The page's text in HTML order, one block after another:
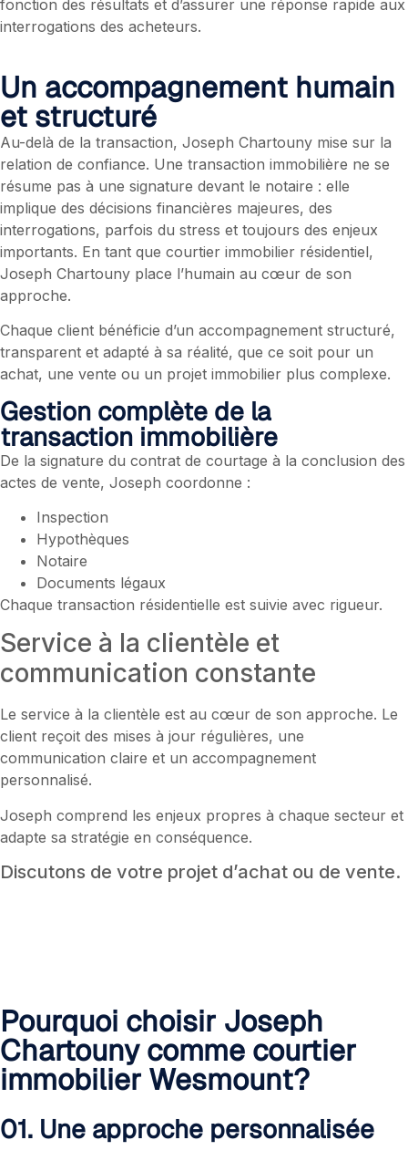
fonction des résultats et d’assurer une réponse rapide aux
interrogations des acheteurs.
Un accompagnement humain
et structuré
Au-delà de la transaction, Joseph Chartouny mise sur la
relation de confiance. Une transaction immobilière ne se
résume pas à une signature devant le notaire : elle
implique des décisions financières majeures, des
interrogations, parfois du stress et toujours des enjeux
importants. En tant que courtier immobilier résidentiel,
Joseph Chartouny place l’humain au cœur de son
approche.
Chaque client bénéficie d’un accompagnement structuré,
transparent et adapté à sa réalité, que ce soit pour un
achat, une vente ou un projet immobilier plus complexe.
Gestion complète de la
transaction immobilière
De la signature du contrat de courtage à la conclusion des
actes de vente, Joseph coordonne :
Inspection
Hypothèques
Notaire
Documents légaux
Chaque transaction résidentielle est suivie avec rigueur.
Service à la clientèle et
communication constante
Le service à la clientèle est au cœur de son approche. Le
client reçoit des mises à jour régulières, une
communication claire et un accompagnement
personnalisé.
Joseph comprend les enjeux propres à chaque secteur et
adapte sa stratégie en conséquence.
Discutons de votre projet d’achat ou de vente.
Pourquoi choisir Joseph
Chartouny comme courtier
immobilier Wesmount?
01. Une approche personnalisée